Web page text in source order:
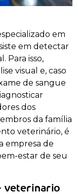
em
em detectar
Para isso,
visual e, caso
de sangue
dos
da família
veterinário, é
empresa de
estar de seu
veterinario